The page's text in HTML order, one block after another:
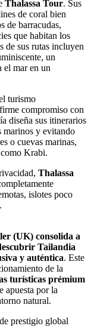
Thalassa Tour. Sus
de coral bien
de barracudas,
que habitan los
de sus rutas incluyen
un
el mar en un
turismo
compromiso con
diseña sus itinerarios
marinos y evitando
o cuevas marinas,
Krabi.
Thalassa
islotes poco
(UK) consolida a
Tailandia
y auténtica. Este
de la
turísticas prémium
apuesta por la
natural.
prestigio global